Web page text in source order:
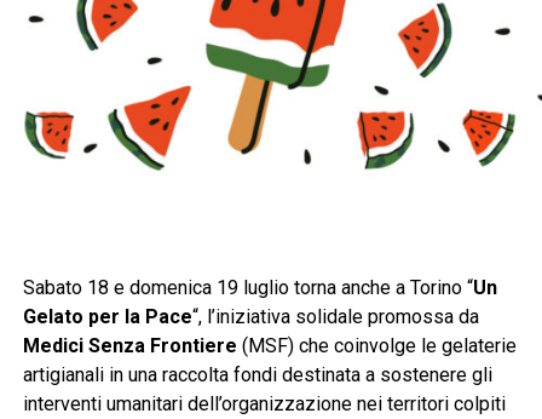
Sabato 18 e domenica 19 luglio torna anche a Torino “Un
Gelato per la Pace“, l’iniziativa solidale promossa da
Medici Senza Frontiere (MSF) che coinvolge le gelaterie
artigianali in una raccolta fondi destinata a sostenere gli
interventi umanitari dell’organizzazione nei territori colpiti